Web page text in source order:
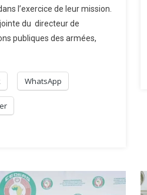
l’exercice de leur mission.
du directeur de
publiques des armées,
WhatsApp